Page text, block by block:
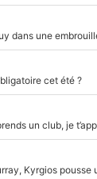
dans une
cet été ?